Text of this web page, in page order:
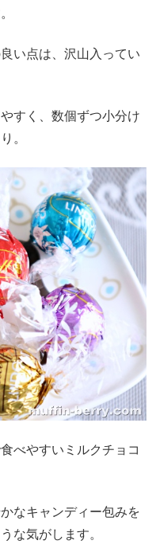
い点は、沢山入ってい
すく、数個ずつ小分け
。
べやすいミルクチョコ
なキャンディー包みを
な気がします。